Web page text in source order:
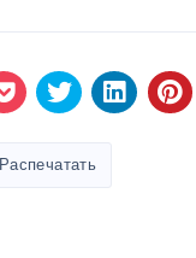
Распечатать